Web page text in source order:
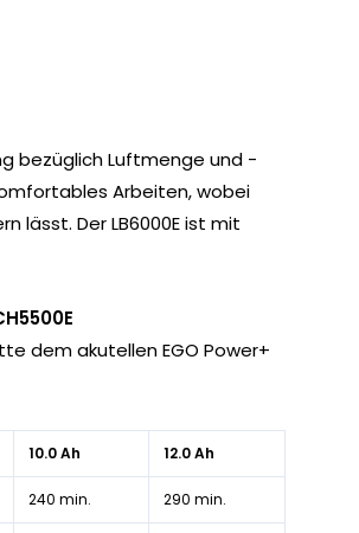
bezüglich Luftmenge und -
Arbeiten, wobei
lässt. Der LB6000E ist mit
demakutellen EGO Power+
10.0 Ah 12.0 Ah
240 min. 290 min.